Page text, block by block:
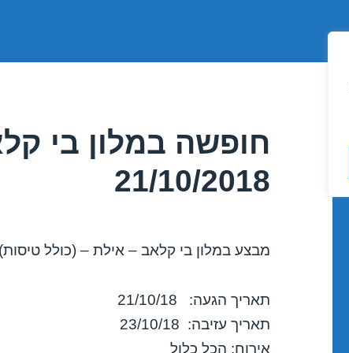
חופשה במלון בי
21/10/2018
מבצע במלון בי קלאב – אילת – (כולל טיסות)
תאריך הגעה: 21/10/18
תאריך עזיבה: 23/10/18
אירוח: הכל כלול